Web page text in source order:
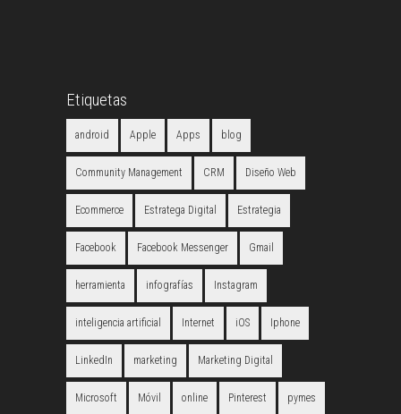
Etiquetas
android Apple Apps blog
Community Management CRM Diseño Web
Ecommerce Estratega Digital Estrategia
Facebook Facebook Messenger Gmail
herramienta infografías Instagram
inteligencia artificial Internet iOS Iphone
LinkedIn marketing Marketing Digital
Microsoft Móvil online Pinterest pymes